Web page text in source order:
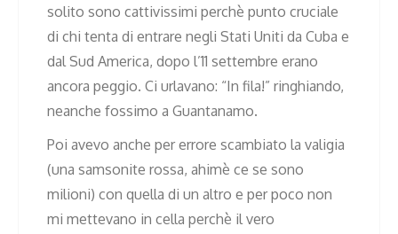
solito sono cattivissimi perchè punto cruciale
di chi tenta di entrare negli Stati Uniti da Cuba e
dal Sud America, dopo l’11 settembre erano
ancora peggio. Ci urlavano: “In fila!” ringhiando,
neanche fossimo a Guantanamo.
Poi avevo anche per errore scambiato la valigia
(una samsonite rossa, ahimè ce se sono
milioni) con quella di un altro e per poco non
mi mettevano in cella perchè il vero